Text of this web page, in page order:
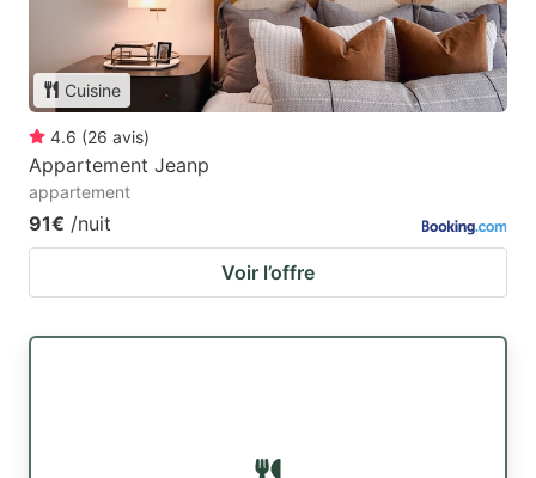
Cuisine
4.6 (26 avis)
Appartement Jeanp
appartement
91€ /nuit
Voir l’offre